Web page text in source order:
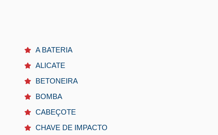
A BATERIA
ALICATE
BETONEIRA
BOMBA
CABEÇOTE
CHAVE DE IMPACTO